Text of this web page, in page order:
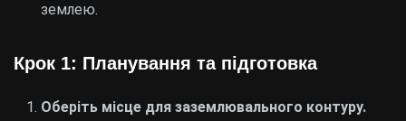
землею.
Крок 1: Планування та підготовка
Оберіть місце для заземлювального контуру.